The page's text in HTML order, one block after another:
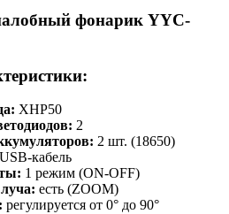
фонарик YYC-
XHP50
2
2 шт. (18650)
USB-кабель
1 режим (ON-OFF)
есть (ZOOM)
регулируется от 0° до 90°